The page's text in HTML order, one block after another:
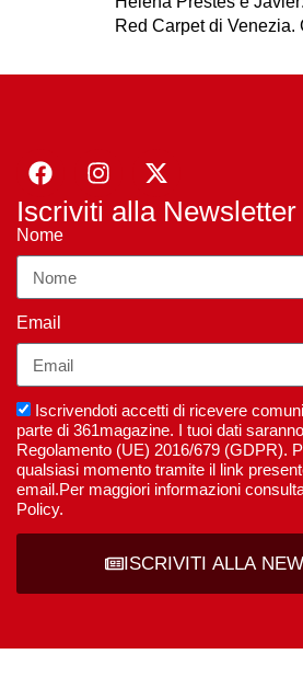
Red Carpet di Venezia.
Iscriviti alla Newsletter
Nome
Email
Iscrivendoti accetti di ricevere
parte di 361magazine. I tuoi dati
Regolamento (UE) 2016/679 (GDPR).
qualsiasi momento tramite il link
email.Per maggiori informazioni
Policy.
ISCRIVITI ALLA